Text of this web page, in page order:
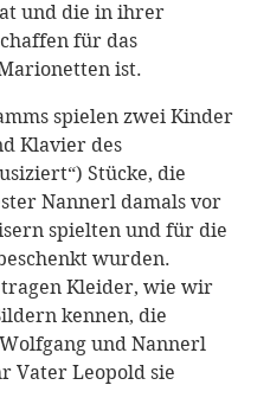
und die in ihrer
für das
ist.
spielen zwei Kinder
Klavier des
Stücke, die
Nannerl damals vor
spielten und für die
wurden.
Kleider, wie wir
kennen, die
und Nannerl
Vater Leopold sie